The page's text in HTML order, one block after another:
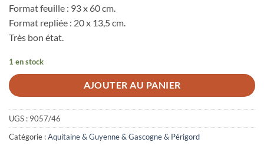
Format feuille : 93 x 60 cm.
Format repliée : 20 x 13,5 cm.
Très bon état.
1 en stock
AJOUTER AU PANIER
UGS : 9057/46
Catégorie :Aquitaine & Guyenne & Gascogne & Périgord